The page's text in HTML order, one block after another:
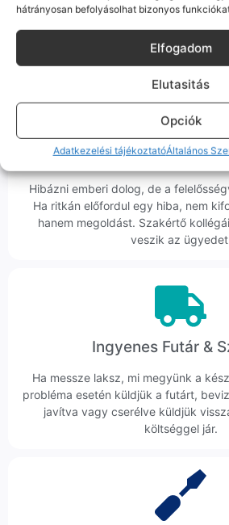
hátrányosan befolyásolhat bizonyos
Elfogadom
Elutasitás
Opciók
Adatkezelési tájékoztatóÁltalános
Nem egy arctalan webshop vagyunk:
ember veszi fel a telefont, és
minket Szegeden.
Korrekt
Hibázni emberi dolog, de a
Ha ritkán előfordul egy hiba, nem
hanem megoldást. Szakértő
veszik az
Ingyenes Futár &
Ha messze laksz, mi megyünk a
probléma esetén küldjük a futárt,
javítva vagy cserélve küldjük
költséggel jár.